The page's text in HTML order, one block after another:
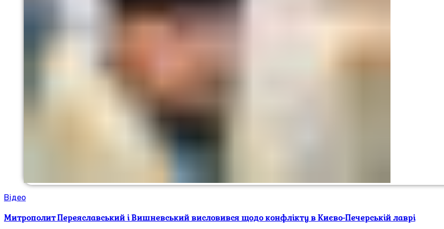
Відео
Митрополит Переяславський і Вишневський висловився щодо конфлікту в Києво-Печерській лаврі